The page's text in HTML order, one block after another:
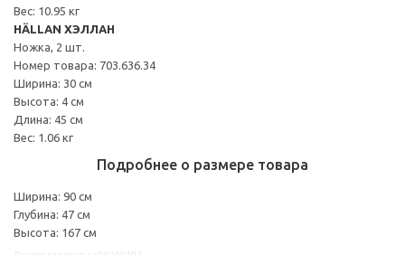
Вес: 10.95 кг
HÄLLAN ХЭЛЛАН
Ножка, 2 шт.
Номер товара: 703.636.34
Ширина: 30 см
Высота: 4 см
Длина: 45 см
Вес: 1.06 кг
Подробнее о размере товара
Ширина: 90 см
Глубина: 47 см
Высота: 167 см